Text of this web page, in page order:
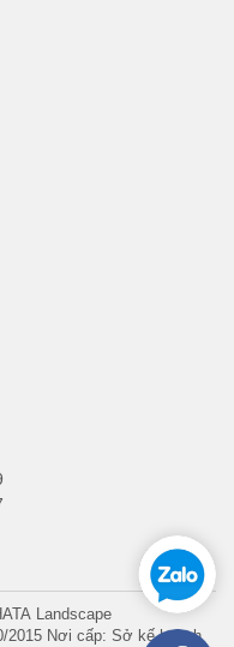
Landscape
2015 Nơi cấp: Sở kế hoạch